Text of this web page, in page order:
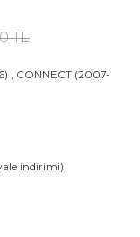
TL
, CONNECT (2007-
indirimi)